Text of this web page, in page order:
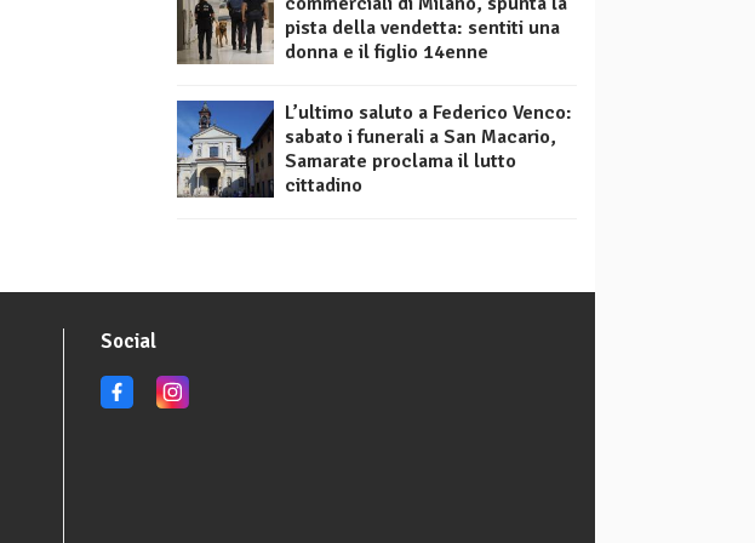
pista della vendetta: sentiti una
donna e il figlio 14enne
L’ultimo saluto a Federico Venco:
sabato i funerali a San Macario,
Samarate proclama il lutto
cittadino
Social